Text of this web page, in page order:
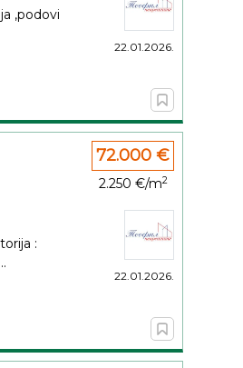
,podovi
22.01.2026.
:
72.000 €
2.250 €/m2
22.01.2026.